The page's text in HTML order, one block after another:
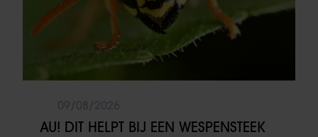
AU! DIT HELPT BIJ EEN WESPENSTEEK